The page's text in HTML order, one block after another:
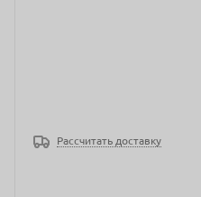
Рассчитать доставку